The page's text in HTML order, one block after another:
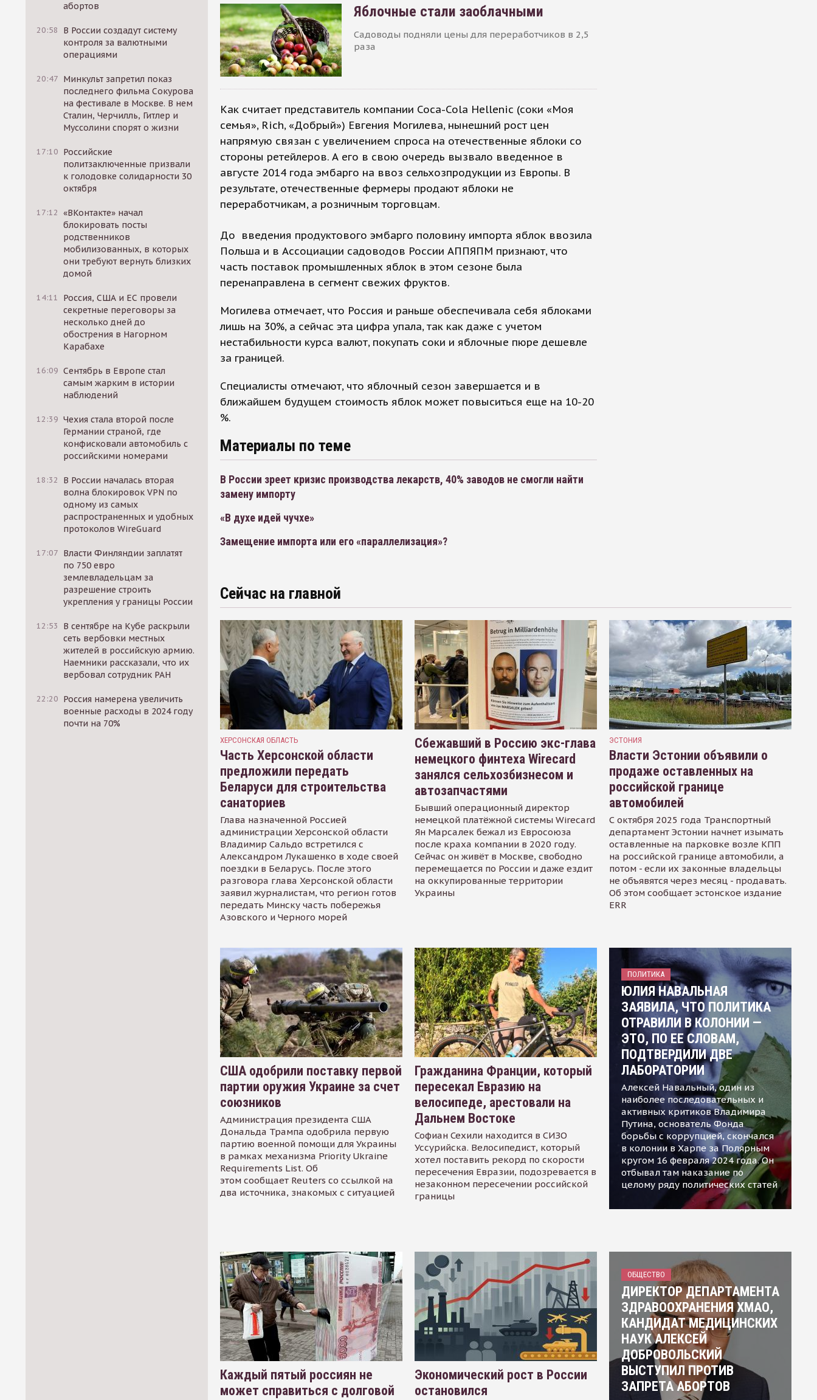
абортов
20:58
В России создадут систему
контроля за валютными
операциями
20:47 Минкульт запретил показ
последнего фильма Сокурова
на фестивале в Москве. В нем
Сталин, Черчилль, Гитлер и
Муссолини спорят о жизни
17:10 Российские
политзаключенные призвали
к голодовке солидарности 30
октября
17:12 «ВКонтакте» начал
блокировать посты
родственников
мобилизованных, в которых
они требуют вернуть близких
домой
14:11
Россия, США и ЕС провели
секретные переговоры за
несколько дней до
обострения в Нагорном
Карабахе
16:09 Сентябрь в Европе стал
самым жарким в истории
наблюдений
12:39 Чехия стала второй после
Германии страной, где
конфисковали автомобиль с
российскими номерами
18:32
В России началась вторая
волна блокировок VPN по
одному из самых
распространенных и удобных
протоколов WireGuard
17:07 Власти Финляндии заплатят
по 750 евро
землевладельцам за
разрешение строить
укрепления у границы России
12:53
В сентябре на Кубе раскрыли
сеть вербовки местных
жителей в российскую армию.
Наемники рассказали, что их
вербовал сотрудник РАН
22:20 Россия намерена увеличить
военные расходы в 2024 году
почти на 70%
Яблочные стали заоблачными
Садоводы подняли цены для переработчиков в 2,5
раза
Как считает представитель компании Coca-Cola Hellenic (соки «Моя
семья», Rich, «Добрый») Евгения Могилева, нынешний рост цен
напрямую связан с увеличением спроса на отечественные яблоки со
стороны ретейлеров. А его в свою очередь вызвало введенное в
августе 2014 года эмбарго на ввоз сельхозпродукции из Европы. В
результате, отечественные фермеры продают яблоки не
переработчикам, а розничным торговцам.
До введения продуктового эмбарго половину импорта яблок ввозила
Польша и в Ассоциации садоводов России АППЯПМ признают, что
часть поставок промышленных яблок в этом сезоне была
перенаправлена в сегмент свежих фруктов.
Могилева отмечает, что Россия и раньше обеспечивала себя яблоками
лишь на 30%, а сейчас эта цифра упала, так как даже с учетом
нестабильности курса валют, покупать соки и яблочные пюре дешевле
за границей.
Специалисты отмечают, что яблочный сезон завершается и в
ближайшем будущем стоимость яблок может повыситься еще на 10-20
%.
Материалы по теме
В России зреет кризис производства лекарств, 40% заводов не смогли найти
замену импорту
«В духе идей чучхе»
Замещение импорта или его «параллелизация»?
Сейчас на главной
ХЕРСОНСКАЯ ОБЛАСТЬ
Часть Херсонской области
предложили передать
Беларуси для строительства
санаториев
Глава назначенной Россией
администрации Херсонской области
Владимир Сальдо встретился с
Александром Лукашенко в ходе своей
поездки в Беларусь. После этого
разговора глава Херсонской области
заявил журналистам, что регион готов
передать Минску часть побережья
Азовского и Черного морей
Сбежавший в Россию экс-глава
немецкого финтеха Wirecard
занялся сельхозбизнесом и
автозапчастями
Бывший операционный директор
немецкой платёжной системы Wirecard
Ян Марсалек бежал из Евросоюза
после краха компании в 2020 году.
Сейчас он живёт в Москве, свободно
перемещается по России и даже ездит
на оккупированные территории
Украины
ЭСТОНИЯ
Власти Эстонии объявили о
продаже оставленных на
российской границе
автомобилей
С октября 2025 года Транспортный
департамент Эстонии начнет изымать
оставленные на парковке возле КПП
на российской границе автомобили, а
потом - если их законные владельцы
не объявятся через месяц - продавать.
Об этом сообщает эстонское издание
ERR
США одобрили поставку первой
партии оружия Украине за счет
союзников
Администрация президента США
Дональда Трампа одобрила первую
партию военной помощи для Украины
в рамках механизма Priority Ukraine
Requirements List. Об
этом сообщает Reuters со ссылкой на
два источника, знакомых с ситуацией
Гражданина Франции, который
пересекал Евразию на
велосипеде, арестовали на
Дальнем Востоке
Софиан Сехили находится в СИЗО
Уссурийска. Велосипедист, который
хотел поставить рекорд по скорости
пересечения Евразии, подозревается в
незаконном пересечении российской
границы
ПОЛИТИКА
ЮЛИЯ НАВАЛЬНАЯ
ЗАЯВИЛА, ЧТО ПОЛИТИКА
ОТРАВИЛИ В КОЛОНИИ —
ЭТО, ПО ЕЕ СЛОВАМ,
ПОДТВЕРДИЛИ ДВЕ
ЛАБОРАТОРИИ
Алексей Навальный, один из
наиболее последовательных и
активных критиков Владимира
Путина, основатель Фонда
борьбы с коррупцией, скончался
в колонии в Харпе за Полярным
кругом 16 февраля 2024 года. Он
отбывал там наказание по
целому ряду политических статей
Каждый пятый россиян не
может справиться с долговой
Экономический рост в России
остановился
ОБЩЕСТВО
ДИРЕКТОР ДЕПАРТАМЕНТА
ЗДРАВООХРАНЕНИЯ ХМАО,
КАНДИДАТ МЕДИЦИНСКИХ
НАУК АЛЕКСЕЙ
ДОБРОВОЛЬСКИЙ
ВЫСТУПИЛ ПРОТИВ
ЗАПРЕТА АБОРТОВ